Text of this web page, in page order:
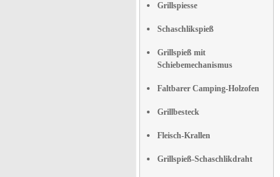
Grillspiesse
Schaschlikspieß
Grillspieß mit
Schiebemechanismus
Faltbarer Camping-Holzofen
Grillbesteck
Fleisch-Krallen
Grillspieß-Schaschlikdraht